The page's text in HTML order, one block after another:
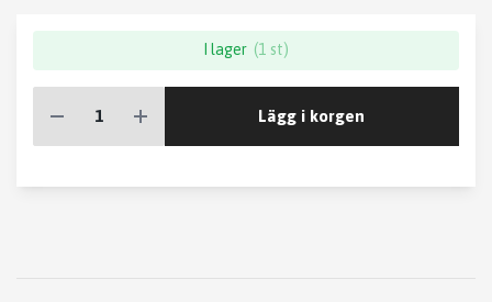
I lager (1 st)
Lägg i korgen